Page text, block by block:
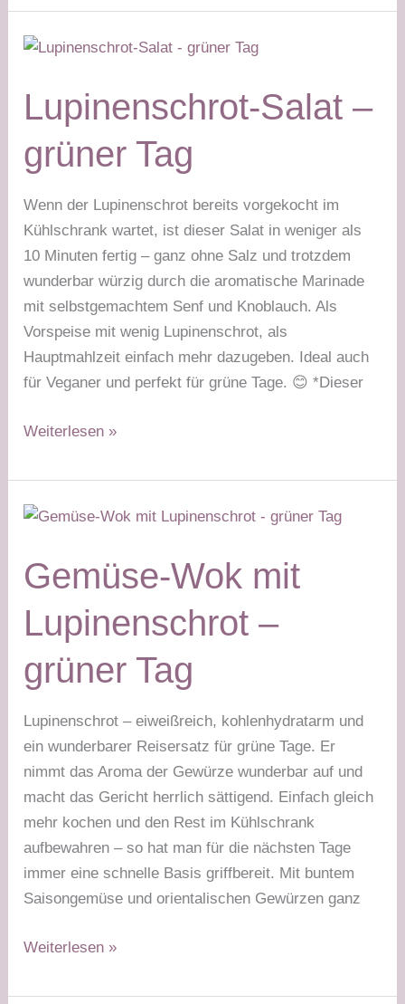
Lupinenkernen
–
Lupinenschrot-Salat –
grüner Tag
Wenn der Lupinenschrot bereits vorgekocht im
Kühlschrank wartet, ist dieser Salat in weniger als
10 Minuten fertig – ganz ohne Salz und trotzdem
wunderbar würzig durch die aromatische Marinade
mit selbstgemachtem Senf und Knoblauch. Als
Vorspeise mit wenig Lupinenschrot, als
Hauptmahlzeit einfach mehr dazugeben. Ideal auch
für Veganer und perfekt für grüne Tage. 😊 *Dieser
Lupinenschrot-
–
grüner
Weiterlesen »
Gemüse-Wok mit
Lupinenschrot –
grüner Tag
Lupinenschrot – eiweißreich, kohlenhydratarm und
ein wunderbarer Reisersatz für grüne Tage. Er
nimmt das Aroma der Gewürze wunderbar auf und
macht das Gericht herrlich sättigend. Einfach gleich
mehr kochen und den Rest im Kühlschrank
aufbewahren – so hat man für die nächsten Tage
immer eine schnelle Basis griffbereit. Mit buntem
Saisongemüse und orientalischen Gewürzen ganz
Gemüse-
mit
Weiterlesen »